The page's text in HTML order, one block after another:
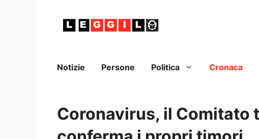
Notizie Persone Politica Cronaca
Coronavirus, il